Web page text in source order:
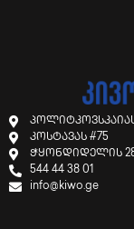
კოსტავას #75
ჭყონდიდელის
544 44 38 01
info@kiwo.ge